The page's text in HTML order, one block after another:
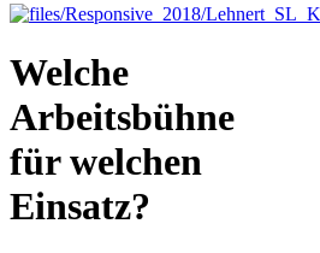
Welche
Arbeitsbühne
für welchen
Einsatz?